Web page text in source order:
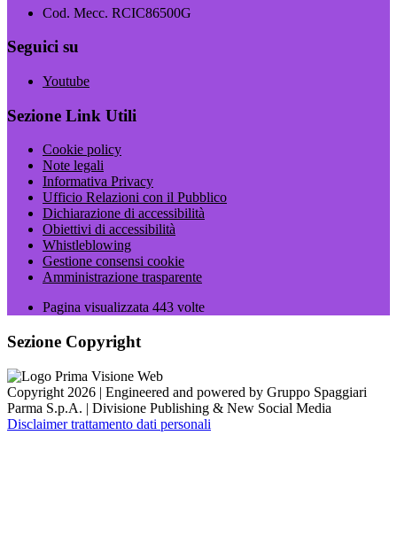
Cod. Mecc. RCIC86500G
Seguici su
Youtube
Sezione Link Utili
Cookie policy
Note legali
Informativa Privacy
Ufficio Relazioni con il Pubblico
Dichiarazione di accessibilità
Obiettivi di accessibilità
Whistleblowing
Gestione consensi cookie
Amministrazione trasparente
Pagina visualizzata 443 volte
Sezione Copyright
Copyright 2026 | Engineered and powered by Gruppo Spaggiari
Parma S.p.A. | Divisione Publishing & New Social Media
Disclaimer trattamento dati personali